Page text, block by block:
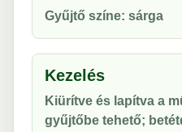
Gyűjtő színe: sárga
Kezelés
Kiürítve és lapítva a
gyűjtőbe tehető;